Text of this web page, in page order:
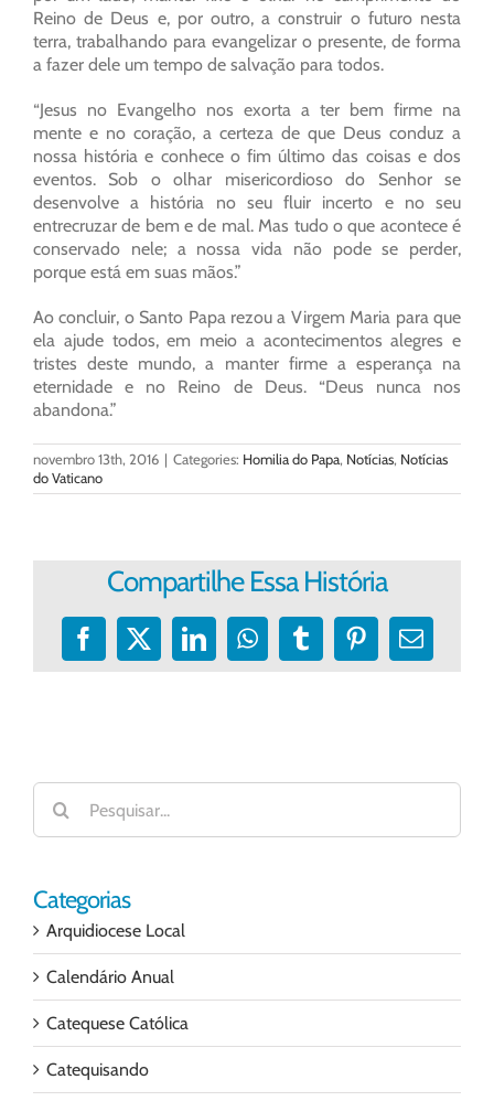
Reino de Deus e, por outro, a construir o futuro nesta
terra, trabalhando para evangelizar o presente, de forma
a fazer dele um tempo de salvação para todos.
“Jesus no Evangelho nos exorta a ter bem firme na
mente e no coração, a certeza de que Deus conduz a
nossa história e conhece o fim último das coisas e dos
eventos. Sob o olhar misericordioso do Senhor se
desenvolve a história no seu fluir incerto e no seu
entrecruzar de bem e de mal. Mas tudo o que acontece é
conservado nele; a nossa vida não pode se perder,
porque está em suas mãos.”
Ao concluir, o Santo Papa rezou a Virgem Maria para que
ela ajude todos, em meio a acontecimentos alegres e
tristes deste mundo, a manter firme a esperança na
eternidade e no Reino de Deus. “Deus nunca nos
abandona.”
novembro 13th, 2016 | Categories: Homilia do Papa, Notícias, Notícias
do Vaticano
Compartilhe Essa História
Facebook
X LinkedInWhatsApp
TumblrPinterest
E-
Buscar
resultados
para:
Categorias
Arquidiocese Local
Calendário Anual
Catequese Católica
Catequisando